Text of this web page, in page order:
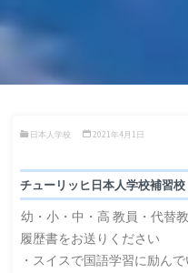
日本人学校 2021年4月1日
チューリッヒ日本人学校補習校
幼・小・中・高 教員・代替
履歴書をお送りください
・スイスで国語学習に励ん